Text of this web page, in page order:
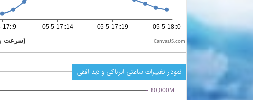
CanvasJS.com
نمودار تغییرات ساعتی ابرناکی و دید افقی